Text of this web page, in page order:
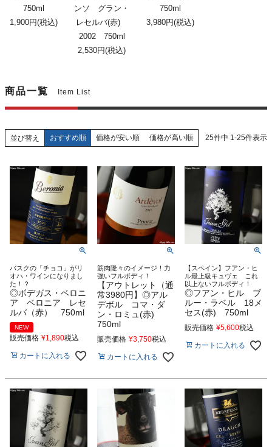
750ml
1,900円(税込)
ンソ グラン・
レセルバ(赤)
2002 750ml
2,530円(税込)
750ml
3,980円(税込)
商品一覧 Item List
並び替え おすすめ順 価格が安い順 価格が高い順 25件中 1-25件表示
バスクの「チョコ」がリ
オハ・ワインになりまし
た！？
◎ボデガス・ベロニ
ア ベロニア レセ
ルバ（赤） 750ml
NEW
販売価格 ¥1,890税込
カートに入れる
筋肉隆々のイメージ！力
強いフルボディ！
【アウトレット（通
常3980円】◎アル
デボル コマ・ダ
ン・ロミュ(赤)
750ml
販売価格 ¥3,750税込
カートに入れる
【スペイン】フアン・ヒ
ル最上級キュヴェ これ
以上ないフルボディ！
◎フアン・ヒル ブ
ルー・ラベル 18メ
セス(赤) 750ml
販売価格 ¥5,600税込
カートに入れる